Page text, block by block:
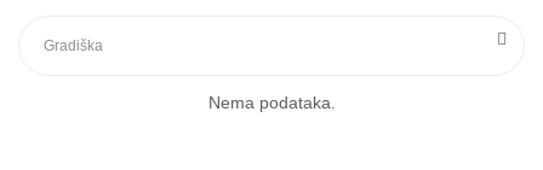
Nema podataka.